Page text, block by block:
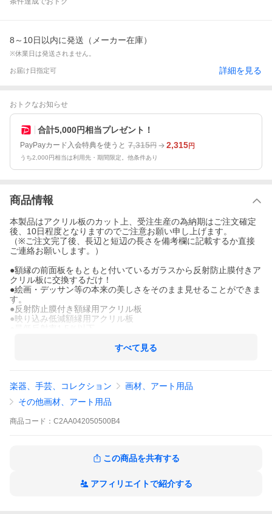
8～10日以内に発送（メーカー在庫）
※休業日は発送されません。
お届け日指定可 詳細を見る
おトクなお知らせ
合計5,000円相当プレゼント！
PayPayカード入会特典を使うと 7,315円 2,315円
うち2,000円相当は利用先・期間限定。他条件あり
商品情報
本製品はアクリル板のカット上、受注生産の為納期はご注文確定
後、10日程度となりますのでご注意お願い申し上げます。
（※ご注文完了後、長辺と短辺の長さを備考欄に記載するか直接
ご連絡お願いします。）
●額縁の前面板をもともと付いているガラスから反射防止膜付きア
クリル板に交換するだけ！
●絵画・デッサン等の本来の美しさをそのまま見せることができま
す。
●反射防止膜付き額縁用アクリル板
●映り込み低減額縁用アクリル板
●日本製アクリル使用
●自社コーティング加工(ＡＲコート)
●照明や周りの風景の反射を抑え額縁前面板への映り込みを低減し
ます。
美術館 ギャラリー 学校作品 住宅 オフィス インテリア
・(納期に関しては別途ご連絡となります)
すべて見る
楽器、手芸、コレクション
画材、アート用品
その他画材、アート用品
商品 コード： C2AA042050500B4
この商品を共有する
アフィリエイトで紹介する